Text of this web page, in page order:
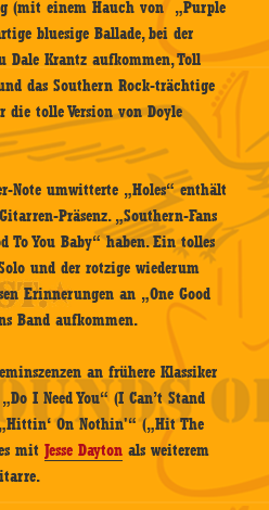
(mit einem Hauch von „Purple
bluesige Ballade, bei der
Krantz aufkommen, Toll
das Southern Rock-trächtige
tolle Version von Doyle
Note umwitterte „Holes“ enthält
Präsenz. „Southern-Fans
To You Baby“ haben. Ein tolles
und der rotzige wiederum
Erinnerungen an „One Good
Band aufkommen.
an frühere Klassiker
I Need You“ (I Can’t Stand
On Nothin'“ („Hit The
mitJesse Dayton als weiterem